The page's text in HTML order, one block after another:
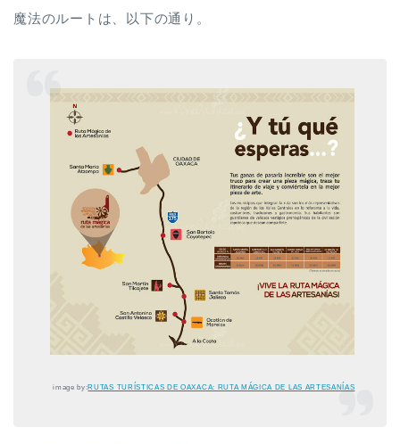
魔法のルートは、以下の通り。
image by:RUTAS TURÍSTICAS DE OAXACA: RUTA MÁGICA DE LAS ARTESANÍAS